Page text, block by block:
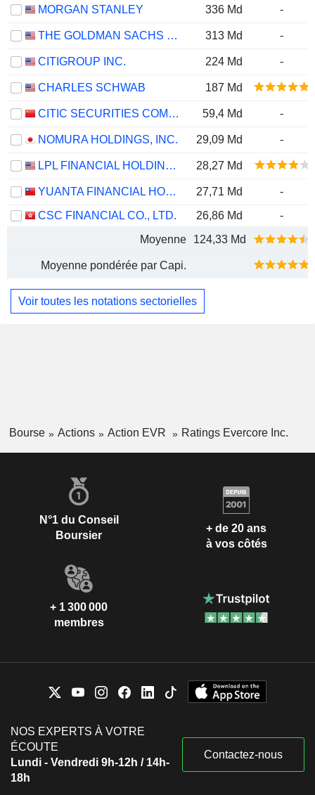
MORGAN STANLEY 336 Md -
THE GOLDMAN SACHS GROUP, INC. 313 Md -
CITIGROUP INC. 224 Md -
CHARLES SCHWAB 187 Md
CITIC SECURITIES COMPANY LIMITED 59,4 Md -
NOMURA HOLDINGS, INC. 29,09 Md -
LPL FINANCIAL HOLDINGS INC. 28,27 Md
YUANTA FINANCIAL HOLDING CO., LTD. 27,71 Md
-
CSC FINANCIAL CO., LTD.
26,86 Md
-
Moyenne
124,33 Md
Moyenne pondérée par Capi.
Voir toutes les notations sectorielles
Bourse Actions Action EVR Ratings Evercore Inc.
N°1 du Conseil
Boursier
+ de 20 ans
à vos côtés
+ 1 300 000
membres
NOS EXPERTS À VOTRE
ÉCOUTE
Lundi - Vendredi 9h-12h / 14h-
18h
Contactez-nous